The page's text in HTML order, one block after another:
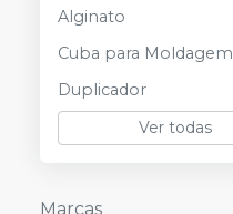
Alginato
Cuba para Moldagem
Duplicador
Ver todas
Marcas